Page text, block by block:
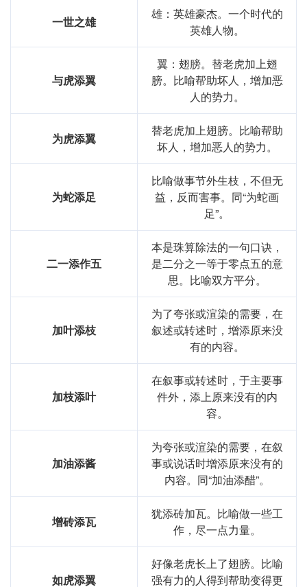
一世之雄
雄：英雄豪杰。一个时代的
英雄人物。
与虎添翼
翼：翅膀。替老虎加上翅
膀。比喻帮助坏人，增加恶
人的势力。
为虎添翼
替老虎加上翅膀。比喻帮助
坏人，增加恶人的势力。
为蛇添足
比喻做事节外生枝，不但无
益，反而害事。同“为蛇画
足”。
二一添作五
本是珠算除法的一句口诀，
是二分之一等于零点五的意
思。比喻双方平分。
加叶添枝
为了夸张或渲染的需要，在
叙述或转述时，增添原来没
有的内容。
加枝添叶
在叙事或转述时，于主要事
件外，添上原来没有的内
容。
加油添酱
为夸张或渲染的需要，在叙
事或说话时增添原来没有的
内容。同“加油添醋”。
增砖添瓦
犹添砖加瓦。比喻做一些工
作，尽一点力量。
如虎添翼
好像老虎长上了翅膀。比喻
强有力的人得到帮助变得更